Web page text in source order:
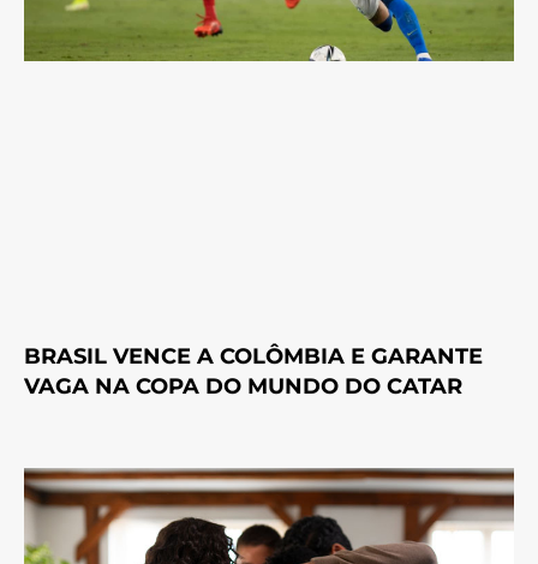
BRASIL VENCE A COLÔMBIA E GARANTE
VAGA NA COPA DO MUNDO DO CATAR